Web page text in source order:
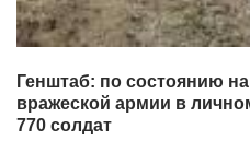
Генштаб: по состоянию
вражеской армии в
770 солдат